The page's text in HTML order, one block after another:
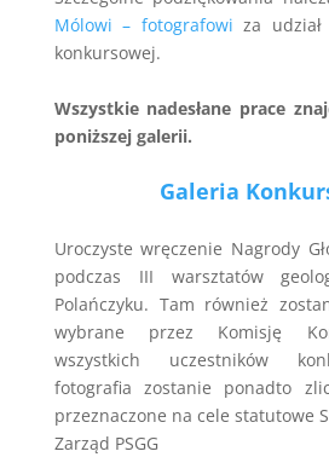
Mólowi – fotografowi za
konkursowej.
Wszystkie nadesłane prace
poniższej galerii.
Galeria
Uroczyste wręczenie Nagrody
podczas III warsztatów
Polańczyku. Tam również
wybrane przez Komisję
wszystkich uczestników
fotografia zostanie ponadto
przeznaczone na cele statutowe
Zarząd PSGG